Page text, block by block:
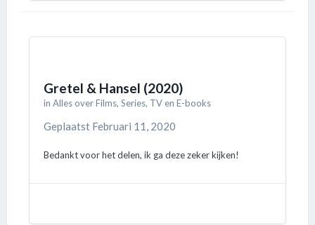
Gretel & Hansel (2020)
in Alles over Films, Series, TV en E-books
Geplaatst Februari 11, 2020
Bedankt voor het delen, ik ga deze zeker kijken!